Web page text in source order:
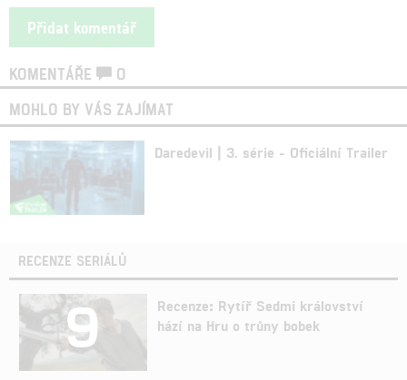
KOMENTÁŘE
0
MOHLO BY VÁS ZAJÍMAT
Daredevil | 3. série - Oficiální Trailer
RECENZE SERIÁLŮ
9
Recenze: Rytíř Sedmi království
hází na Hru o trůny bobek